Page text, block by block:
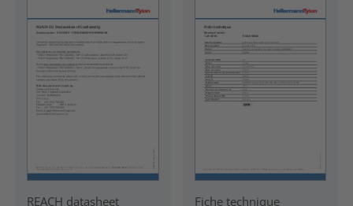
REACH datasheet Fiche technique